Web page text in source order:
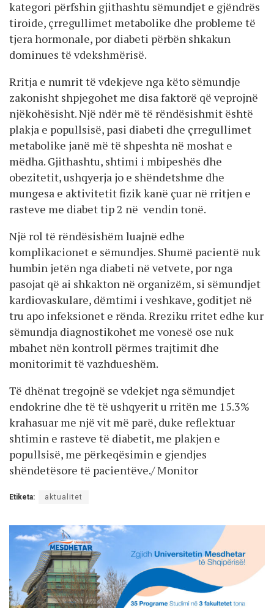
kategori përfshin gjithashtu sëmundjet e gjëndrës
tiroide, çrregullimet metabolike dhe probleme të
tjera hormonale, por diabeti përbën shkakun
dominues të vdekshmërisë.
Rritja e numrit të vdekjeve nga këto sëmundje
zakonisht shpjegohet me disa faktorë që veprojnë
njëkohësisht. Një ndër më të rëndësishmit është
plakja e popullsisë, pasi diabeti dhe çrregullimet
metabolike janë më të shpeshta në moshat e
mëdha. Gjithashtu, shtimi i mbipeshës dhe
obezitetit, ushqyerja jo e shëndetshme dhe
mungesa e aktivitetit fizik kanë çuar në rritjen e
rasteve me diabet tip 2 në vendin tonë.
Një rol të rëndësishëm luajnë edhe
komplikacionet e sëmundjes. Shumë pacientë nuk
humbin jetën nga diabeti në vetvete, por nga
pasojat që ai shkakton në organizëm, si sëmundjet
kardiovaskulare, dëmtimi i veshkave, goditjet në
tru apo infeksionet e rënda. Rreziku rritet edhe kur
sëmundja diagnostikohet me vonesë ose nuk
mbahet nën kontroll përmes trajtimit dhe
monitorimit të vazhdueshëm.
Të dhënat tregojnë se vdekjet nga sëmundjet
endokrine dhe të të ushqyerit u rritën me 15.3%
krahasuar me një vit më parë, duke reflektuar
shtimin e rasteve të diabetit, me plakjen e
popullsisë, me përkeqësimin e gjendjes
shëndetësore të pacientëve./ Monitor
Etiketa: aktualitet